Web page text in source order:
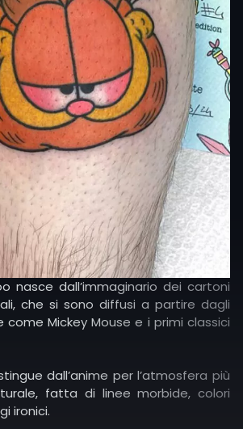
e ogni soggetto scelto può
in modo unico, grazie alle
dei nostri tatuatori.
nasce dall’immaginario dei cartoni
che si sono diffusi a partire dagli
come Mickey Mouse e i primi classici
dall’anime per l’atmosfera più
fatta di linee morbide, colori
ironici.